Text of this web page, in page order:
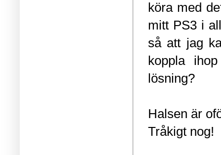
köra med
mitt PS3 i
så att jag
koppla
lösning?
Halsen är
Tråkigt nog!